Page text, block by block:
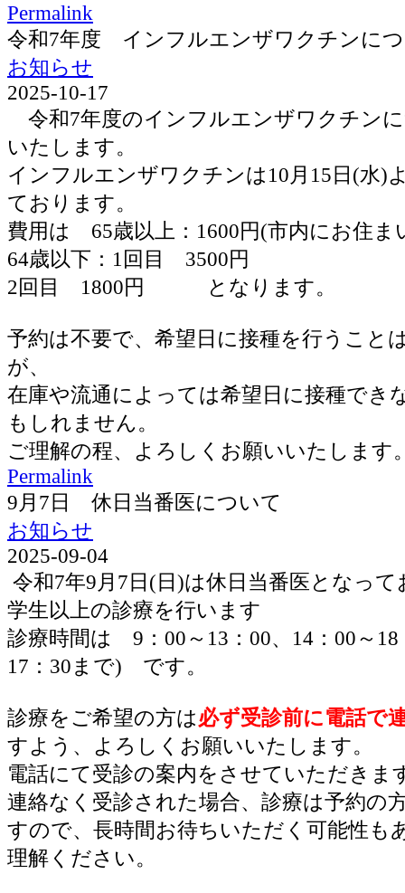
Permalink
令和7年度 インフルエンザワクチンに
お知らせ
2025-10-17
令和7年度のインフルエンザワクチン
いたします。
インフルエンザワクチンは10月15日(水)
ております。
費用は 65歳以上：1600円(市内にお住ま
64歳以下：1回目 3500円
2回目 1800円 となります。
予約は不要で、希望日に接種を行うこと
が、
在庫や流通によっては希望日に接種でき
もしれません。
ご理解の程、よろしくお願いいたします
Permalink
9月7日 休日当番医について
お知らせ
2025-09-04
令和7年9月7日(日)は休日当番医となっ
学生以上の診療を行います
診療時間は 9：00～13：00、14：00～
17：30まで) です。
診療をご希望の方は必ず受診前に電話で
すよう、よろしくお願いいたします。
電話にて受診の案内をさせていただきま
連絡なく受診された場合、診療は予約の
すので、長時間お待ちいただく可能性も
理解ください。